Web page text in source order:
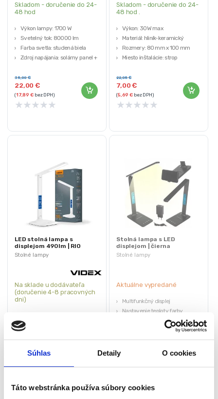
Súhlas Detaily O cookies
Táto webstránka používa súbory cookies
Skladom - doručenie do 24-
48 hod
Výkon lampy: 1700 W
Svetelný tok: 80000 lm
Farba svetla: studená biela
Zdroj napájania: solárny panel +
Ovládanie: diaľkový ovládač s
funkciami ON / OFF / MODE 1–3
22,00€
35,00€
(17,89€bez DPH)
★★★★★
Skladom - doručenie do 24-
48 hod .
Výkon: 30W max
Materiál: hliník-keramický
Rozmery: 80 mm x 100 mm
Miesto inštalácie: strop
7,00€
22,05€
(5,69€ bez DPH)
★★★★★
Stolné lampy
LED stolná lampa s
displejom 490lm | RIO
WHITE
Na sklade u dodávateľa
(doručenie 4-8 pracovných
dni)
LCD displej
Stmievateľná
35,00€
★★★★★
Stolné lampy
Stolná lampa s LED
displejom | čierna
Aktuálne vypredané
Multifunkčný displej
Nastavenie teploty farby
2 miesta pre mobil
Rozmery: 12 x 17 x 57 cm
Hmotnosť: 0,649 kg
36,75
44,10
(29,88€bez DPH)